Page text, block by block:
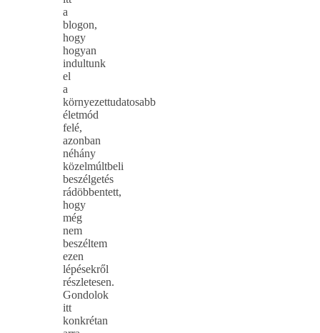
a
blogon,
hogy
hogyan
indultunk
el
a
környezettudatosabb
életmód
felé,
azonban
néhány
közelmúltbeli
beszélgetés
rádöbbentett,
hogy
még
nem
beszéltem
ezen
lépésekről
részletesen.
Gondolok
itt
konkrétan